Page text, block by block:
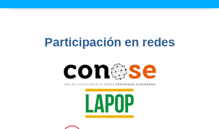
Participación en redes